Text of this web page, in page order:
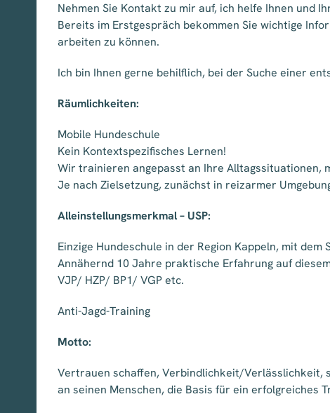
Nehmen Sie Kontakt zu mir auf, ich helfe Ihnen und
Bereits im Erstgespräch bekommen Sie wichtige
arbeiten zu können.
Ich bin Ihnen gerne behilflich, bei der Suche einer
Räumlichkeiten:
Mobile Hundeschule
Kein Kontextspezifisches Lernen!
Wir trainieren angepasst an Ihre Alltagssituationen,
Je nach Zielsetzung, zunächst in reizarmer
Alleinstellungsmerkmal – USP:
Einzige Hundeschule in der Region Kappeln, mit
Annähernd 10 Jahre praktische Erfahrung auf
VJP/ HZP/ BP1/ VGP etc.
Anti-Jagd-Training
Motto:
Vertrauen schaffen, Verbindlichkeit/Verlässlichkeit,
an seinen Menschen, die Basis für ein erfolgreiches